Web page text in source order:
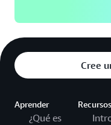
Cree
Aprender
¿Qué es
Recursos